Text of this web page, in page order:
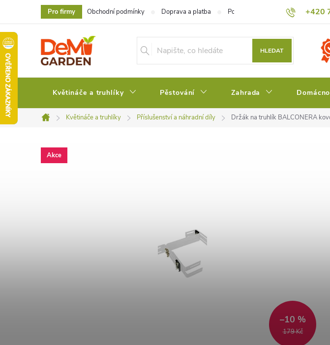
obsah
+420
Pro firmy Obchodní podmínky Doprava a platba Podmínky ochrany osobních údajů
HLEDAT
Květináče a truhlíky Pěstování Zahrada
Domů
Květináče a truhlíky Příslušenství a náhradní díly Držák na truhlík BALCONERA
Akce
179 Kč
–10 %